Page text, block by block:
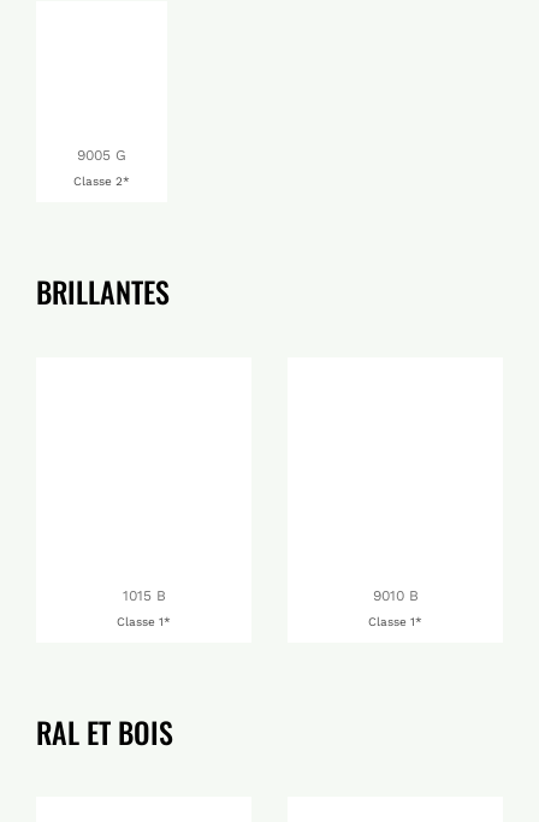
9005 G
Classe 2*
BRILLANTES
1015 B
Classe 1*
9010 B
Classe 1*
RAL ET BOIS